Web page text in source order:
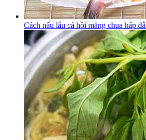
Cách nấu lẩu cá hồi măng chua hấp